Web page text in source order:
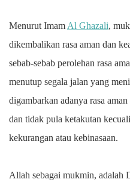
Menurut Imam Al Ghazali,
dikembalikan rasa aman dan
sebab-sebab perolehan rasa
menutup segala jalan yang
digambarkan adanya rasa
dan tidak pula ketakutan
kekurangan atau kebinasaan.
Allah sebagai mukmin, adalah